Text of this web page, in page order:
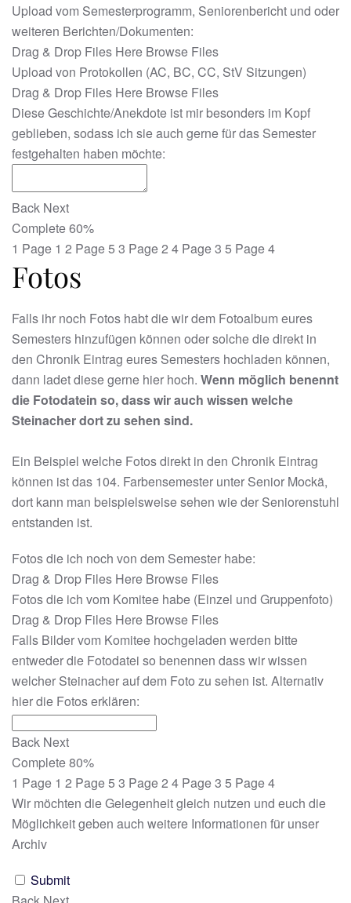
Upload vom Semesterprogramm, Seniorenbericht und oder
weiteren Berichten/Dokumenten:
Drag & Drop Files Here Browse Files
Upload von Protokollen (AC, BC, CC, StV Sitzungen)
Drag & Drop Files Here Browse Files
Diese Geschichte/Anekdote ist mir besonders im Kopf
geblieben, sodass ich sie auch gerne für das Semester
festgehalten haben möchte:
Back Next
Complete60%
1 Page 1 2 Page 5 3 Page 2 4 Page 3 5 Page 4
Fotos
Falls ihr noch Fotos habt die wir dem Fotoalbum eures
Semesters hinzufügen können oder solche die direkt in
den Chronik Eintrag eures Semesters hochladen können,
dann ladet diese gerne hier hoch. Wenn möglich benennt
die Fotodatein so, dass wir auch wissen welche
Steinacher dort zu sehen sind.
Ein Beispiel welche Fotos direkt in den Chronik Eintrag
können ist das 104. Farbensemester unter Senior Mockä,
dort kann man beispielsweise sehen wie der Seniorenstuhl
entstanden ist.
Fotos die ich noch von dem Semester habe:
Drag & Drop Files Here Browse Files
Fotos die ich vom Komitee habe (Einzel und Gruppenfoto)
Drag & Drop Files Here Browse Files
Falls Bilder vom Komitee hochgeladen werden bitte
entweder die Fotodatei so benennen dass wir wissen
welcher Steinacher auf dem Foto zu sehen ist. Alternativ
hier die Fotos erklären:
Back Next
Complete80%
1 Page 1 2 Page 5 3 Page 2 4 Page 3 5 Page 4
Wir möchten die Gelegenheit gleich nutzen und euch die
Möglichkeit geben auch weitere Informationen für unser
Archiv
Submit